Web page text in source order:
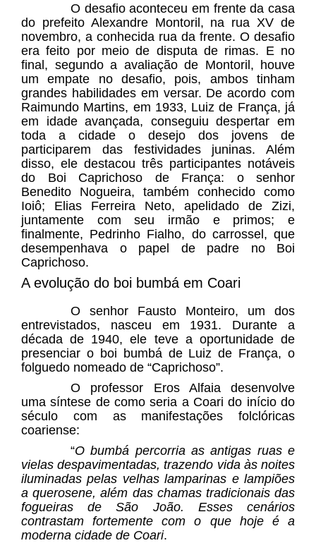
O desafio aconteceu em frente da casa
do prefeito Alexandre Montoril, na rua XV de
novembro, a conhecida rua da frente. O desafio
era feito por meio de disputa de rimas. E no
final, segundo a avaliação de Montoril, houve
um empate no desafio, pois, ambos tinham
grandes habilidades em versar. De acordo com
Raimundo Martins, em 1933, Luiz de França, já
em idade avançada, conseguiu despertar em
toda a cidade o desejo dos jovens de
participarem das festividades juninas. Além
disso, ele destacou três participantes notáveis
do Boi Caprichoso de França: o senhor
Benedito Nogueira, também conhecido como
Ioiô; Elias Ferreira Neto, apelidado de Zizi,
juntamente com seu irmão e primos; e
finalmente, Pedrinho Fialho, do carrossel, que
desempenhava o papel de padre no Boi
Caprichoso.
A evolução do boi bumbá em Coari
O senhor Fausto Monteiro, um dos
entrevistados, nasceu em 1931. Durante a
década de 1940, ele teve a oportunidade de
presenciar o boi bumbá de Luiz de França, o
folguedo nomeado de “Caprichoso”.
O professor Eros Alfaia desenvolve
uma síntese de como seria a Coari do início do
século com as manifestações folclóricas
coariense:
“O bumbá percorria as antigas ruas e
vielas despavimentadas, trazendo vida às noites
iluminadas pelas velhas lamparinas e lampiões
a querosene, além das chamas tradicionais das
fogueiras de São João. Esses cenários
contrastam fortemente com o que hoje é a
moderna cidade de Coari.